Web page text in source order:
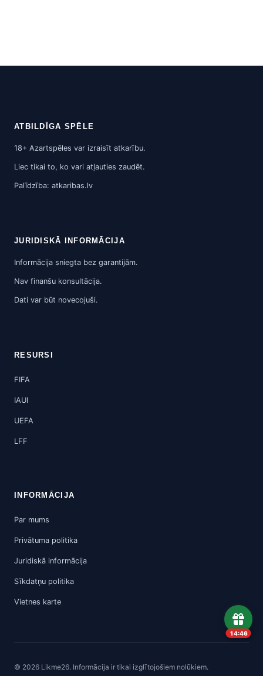
14:45
ATBILDĪGA SPĒLE
18+ Azartspēles var izraisīt atkarību.
Liec tikai to, ko vari atļauties zaudēt.
Palīdzība: atkaribas.lv
JURIDISKĀ INFORMĀCIJA
Informācija sniegta bez garantijām.
Nav finanšu konsultācija.
Dati var būt novecojuši.
RESURSI
FIFA
IAUI
UEFA
LFF
INFORMĀCIJA
Par mums
Privātuma politika
Juridiskā informācija
Sīkdatņu politika
Vietnes karte
© 2026 Likme26. Informācija ir tikai izglītojošiem nolūkiem.